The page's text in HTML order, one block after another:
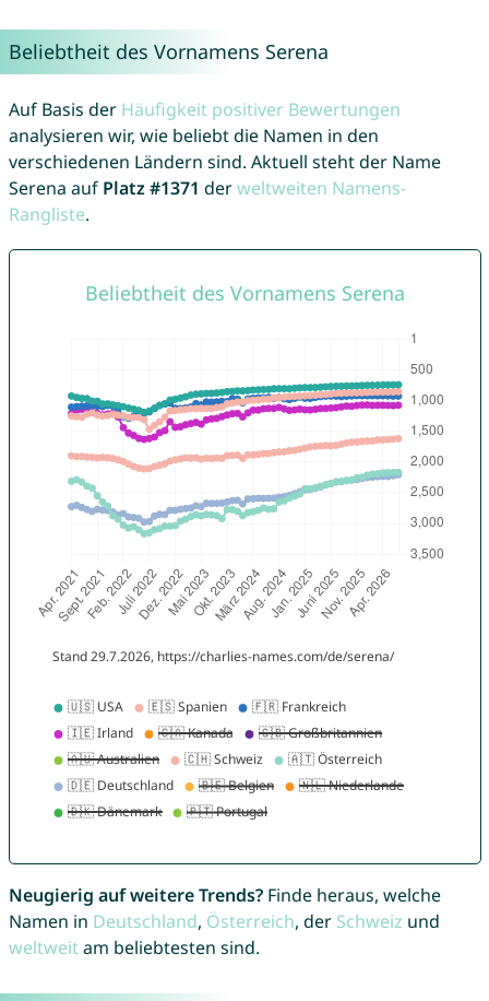
Beliebtheit des Vornamens Serena
Auf Basis der Häufigkeit positiver Bewertungen
analysieren wir, wie beliebt die Namen in den
verschiedenen Ländern sind. Aktuell steht der Name
Serena auf Platz #1371 derweltweiten Namens-
Rangliste.
Neugierig auf weitere Trends?Finde heraus, welche
Namen in Deutschland, Österreich, der Schweiz und
weltweitam beliebtesten sind.